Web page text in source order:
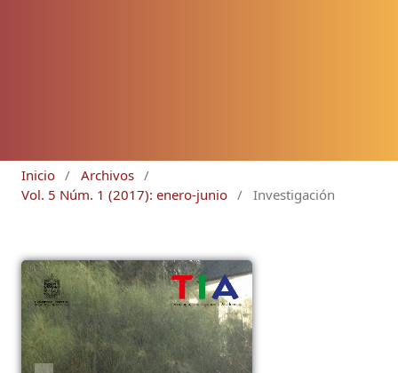
Inicio / Archivos /
Vol. 5 Núm. 1 (2017): enero-junio / Investigación